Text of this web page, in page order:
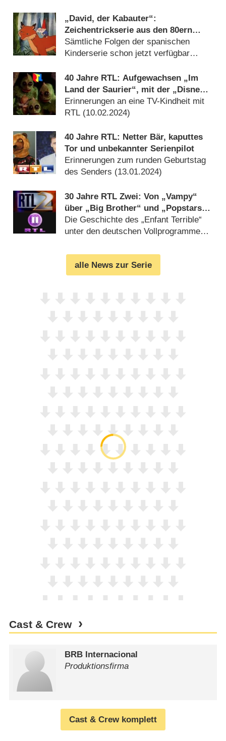
„David, der Kabauter“:
Zeichentrickserie aus den 80ern
erstmals komplett im Streaming
Sämtliche Folgen der spanischen
Kinderserie schon jetzt verfügbar
40 Jahre RTL: Aufgewachsen „Im
Land der Saurier“, mit der „Disney
Filmparade“ und „Scooby Doo“
Erinnerungen an eine TV-Kindheit mit
RTL (10.02.2024)
40 Jahre RTL: Netter Bär, kaputtes
Tor und unbekannter Serienpilot
Erinnerungen zum runden Geburtstag
des Senders (13.01.2024)
30 Jahre RTL Zwei: Von „Vampy“
über „Big Brother“ und „Popstars“
bis „Kampf der Realitystars“
Die Geschichte des „Enfant Terrible“
unter den deutschen Vollprogrammen
alle News zur Serie
Cast & Crew
BRB Internacional
Produktionsfirma
Cast & Crew komplett